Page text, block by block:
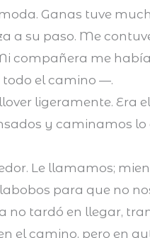
Ganas tuve
a su paso. Me
compañera me
todo el camino —.
ligeramente. Era
y caminamos
Le llamamos;
para que no
no tardó en llegar,
el camino, pero en